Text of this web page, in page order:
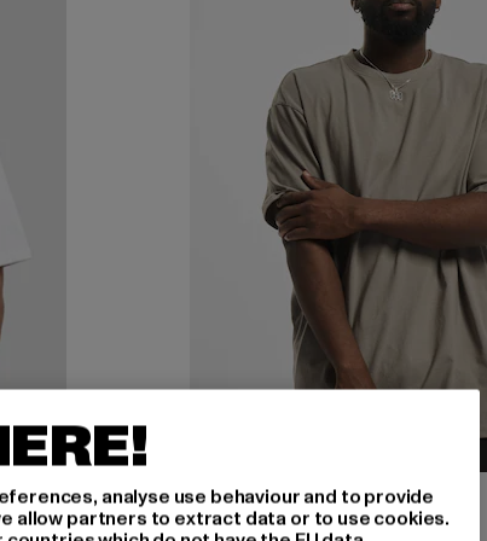
URBAN CLASSICS
Heavy Oversized
analyse use behaviour and to provide
allow partners to extract data or to use cookies.